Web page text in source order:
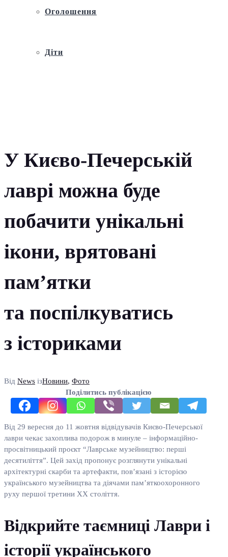
Оголошення
Діти
У Києво-Печерській
лаврі можна буде
побачити унікальні
ікони, врятовані
пам’ятки
та поспілкуватись
з істориками
Від News ізНовини, Фото
Поділитись публікацією
Від 29 вересня до 11 жовтня відвідувачів Києво-Печерської
лаври чекає захоплива подорож в минуле – інформаційно-
просвітницький проєкт “Лаврське музейництво: перші
десятиліття”. Цей захід пропонує розглянути унікальні
архітектурні скарби та артефакти, пов’язані з історією
українського музейництва та діячами пам’яткоохоронного
руху першої третини ХХ століття.
Відкрийте таємниці Лаври і
історії українського